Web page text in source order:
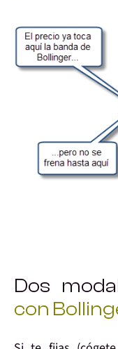
Dos
con